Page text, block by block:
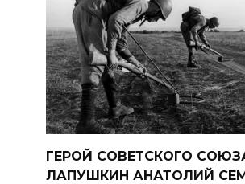
ГЕРОЙ СОВЕТСКОГО
ЛАПУШКИН АНАТОЛИЙ